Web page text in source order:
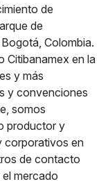
de
de
Colombia.
Citibanamex en la
y más
y convenciones
somos
productor y
corporativos en
de contacto
mercado